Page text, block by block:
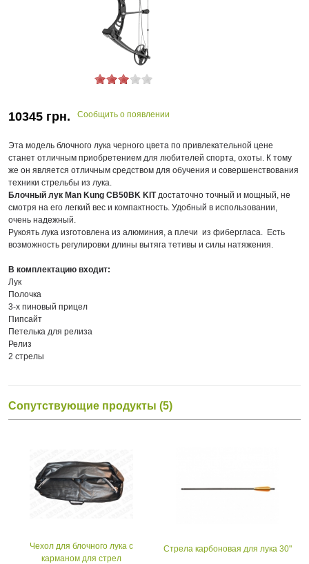
10345 грн. Сообщить о появлении
Эта модель блочного лука черного цвета по привлекательной цене
станет отличным приобретением для любителей спорта, охоты. К тому
же он является отличным средством для обучения и совершенствования
техники стрельбы из лука.
Блочный лук Man Kung CB50BK KITдостаточно точный и мощный, не
смотря на его легкий вес и компактность. Удобный в использовании,
очень надежный.
Рукоять лука изготовлена из алюминия, а плечи из фибергласа. Есть
возможность регулировки длины вытяга тетивы и силы натяжения.
В комплектацию входит:
Лук
Полочка
3-х пиновый прицел
Пипсайт
Петелька для релиза
Релиз
2 стрелы
Сопутствующие продукты (5)
Чехол для блочного лука с
карманом для стрел
Стрела карбоновая для лука 30"